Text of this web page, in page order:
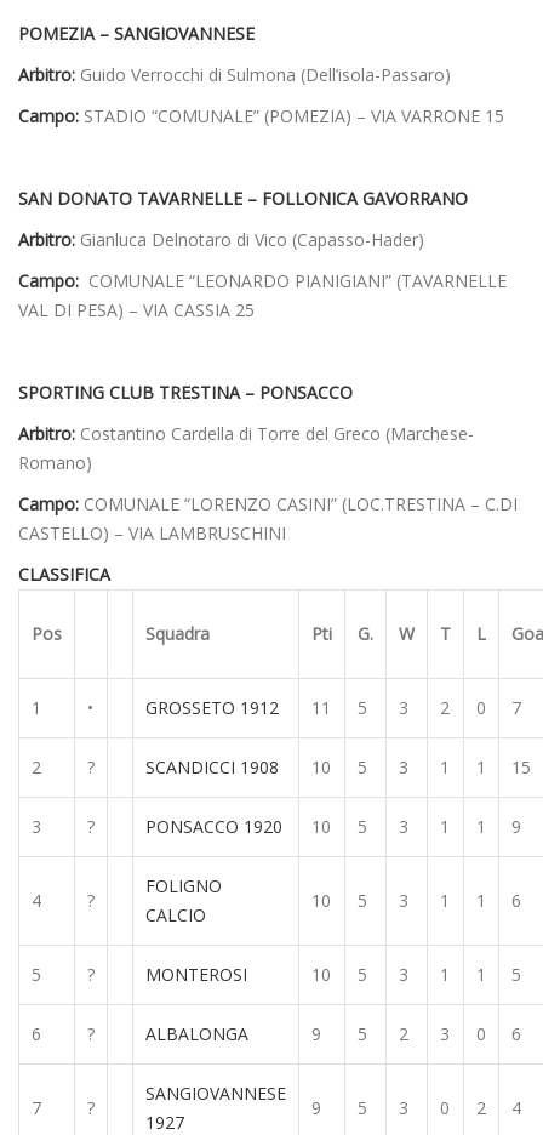
POMEZIA – SANGIOVANNESE
Arbitro: Guido Verrocchi di Sulmona (Dell’isola-Passaro)
Campo: STADIO “COMUNALE” (POMEZIA) – VIA VARRONE 15
SAN DONATO TAVARNELLE – FOLLONICA GAVORRANO
Arbitro: Gianluca Delnotaro di Vico (Capasso-Hader)
Campo: COMUNALE “LEONARDO PIANIGIANI” (TAVARNELLE
VAL DI PESA) – VIA CASSIA 25
SPORTING CLUB TRESTINA – PONSACCO
Arbitro: Costantino Cardella di Torre del Greco (Marchese-
Romano)
Campo: COMUNALE “LORENZO CASINI” (LOC.TRESTINA – C.DI
CASTELLO) – VIA LAMBRUSCHINI
CLASSIFICA
Pos Squadra Pti G. W T L
1 • GROSSETO 1912 11 5 3 2 0 7
2 ? SCANDICCI 1908 10 5 3 1 1 15
3 ? PONSACCO 1920 10 5 3 1 1 9
4 ?
FOLIGNO
CALCIO
10 5 3 1 1 6
5 ? MONTEROSI 10 5 3 1 1 5
6 ? ALBALONGA 9 5 2 3 0 6
7 ?
SANGIOVANNESE
1927
9 5 3 0 2 4